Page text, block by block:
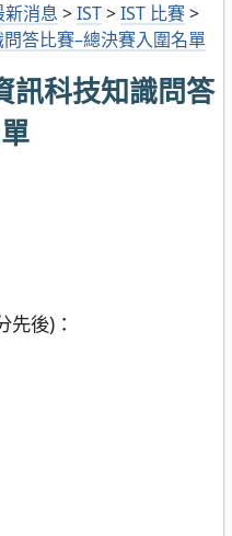
新消息 >IST>IST 比賽>
答比賽–總決賽入圍名單
訊科技知識問答
後)：